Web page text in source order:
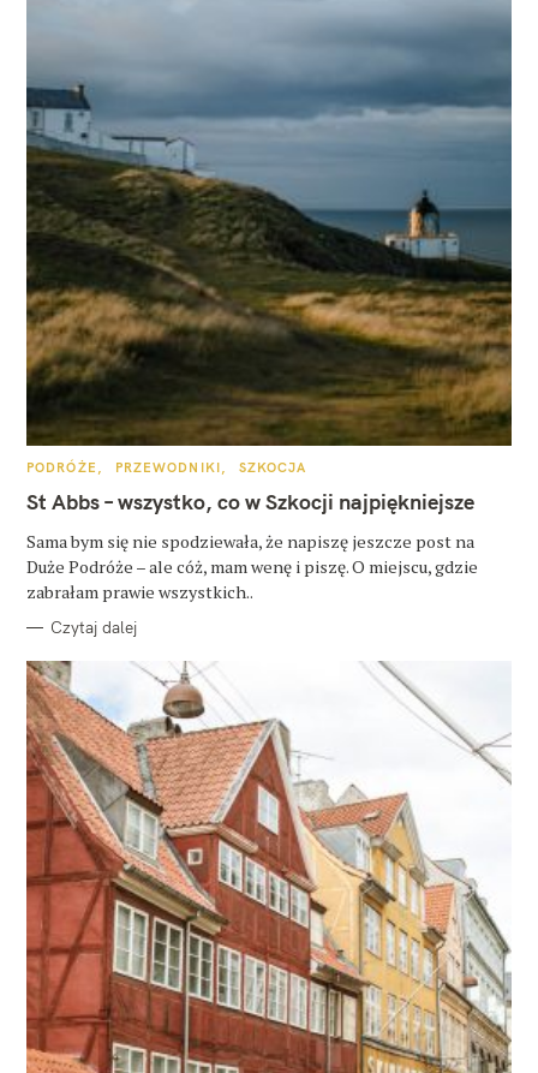
K
T
E
O
R
I
PODRÓŻE PRZEWODNIKI SZKOCJA
St Abbs – wszystko, co w Szkocji najpiękniejsze
Sama bym się nie spodziewała, że napiszę jeszcze post na
Duże Podróże – ale cóż, mam wenę i piszę. O miejscu, gdzie
zabrałam prawie wszystkich..
Czytaj dalej